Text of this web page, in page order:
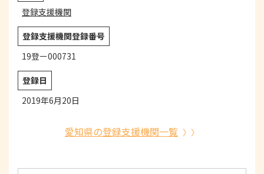
登録支援機関
登録支援機関登録番号
19登ー000731
登録日
2019年6月20日
愛知県の登録支援機関一覧